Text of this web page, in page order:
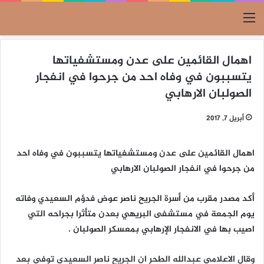
القائمة
اهمال القائمين على عدن ومستشفياتها
يتسببون في وفاه احد من جرحوا في انفجار
الصولبان الارهابي
أبريل 7, 2017
اهمال القائمين على عدن ومستشفياتها يتسببون في وفاه احد
من جرحوا في انفجار الصولبان الارهابي
أكد مصدر مقرب من أسرة الجريح ناصر عوض فدؤم السعيدي وفاته
يوم الجمعة في مستشفى البريهي بعدن متأثرا بجراحه التي
اصيب بها في الانفجار الإرهابي بمعسكر الصولبان .
وقال الاعلامي عبدالله الطحر ان الجريح ناصر السعيدي توفي بعد